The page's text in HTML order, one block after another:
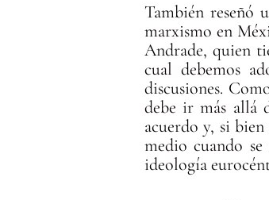
También reseñó
marxismo en
Andrade, quien
cual debemos
discusiones.
debe ir más allá
acuerdo y, si
medio cuando
ideología